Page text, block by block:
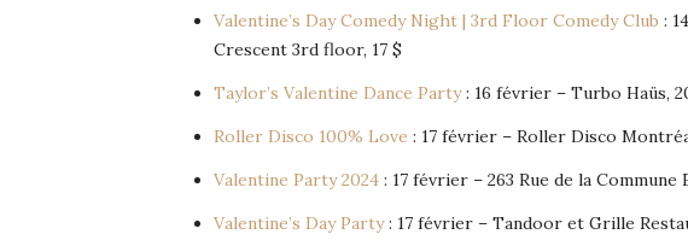
Valentine’s Day Comedy Night | 3rd Floor Comedy Club :
Crescent 3rd floor, 17 $
Taylor’s Valentine Dance Party: 16 février – Turbo Haüs,
Roller Disco 100% Love : 17 février – Roller Disco
Valentine Party 2024 : 17 février – 263 Rue de la
Valentine’s Day Party: 17 février – Tandoor et Grille